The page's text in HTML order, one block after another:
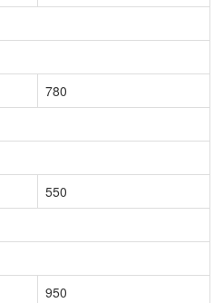
780
550
950